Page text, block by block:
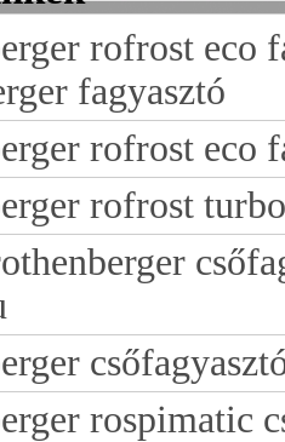
rofrost eco
fagyasztó
rofrost eco
rofrost turbo
rospimatic